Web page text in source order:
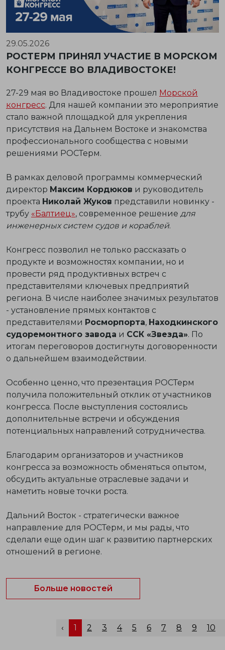
29.05.2026
РОСТЕРМ ПРИНЯЛ УЧАСТИЕ В МОРСКОМ
КОНГРЕССЕ ВО ВЛАДИВОСТОКЕ!
27-29 мая во Владивостоке прошел Морской
конгресс. Для нашей компании это мероприятие
стало важной площадкой для укрепления
присутствия на Дальнем Востоке и знакомства
профессионального сообщества с новыми
решениями РОСТерм.
В рамках деловой программы коммерческий
директор Максим Кордюков и руководитель
проекта Николай Жуков представили новинку -
трубу «Балтиец», современное решение для
инженерных систем судов и кораблей.
Конгресс позволил не только рассказать о
продукте и возможностях компании, но и
провести ряд продуктивных встреч с
представителями ключевых предприятий
региона. В числе наиболее значимых результатов
- установление прямых контактов с
представителями Росморпорта, Находкинского
судоремонтного завода и ССК «Звезда». По
итогам переговоров достигнуты договоренности
о дальнейшем взаимодействии.
Особенно ценно, что презентация РОСТерм
получила положительный отклик от участников
конгресса. После выступления состоялись
дополнительные встречи и обсуждения
потенциальных направлений сотрудничества.
Благодарим организаторов и участников
конгресса за возможность обменяться опытом,
обсудить актуальные отраслевые задачи и
наметить новые точки роста.
Дальний Восток - стратегически важное
направление для РОСТерм, и мы рады, что
сделали еще один шаг к развитию партнерских
отношений в регионе.
Больше новостей
‹ 1 2 3 4 5 6 7 8 9 10